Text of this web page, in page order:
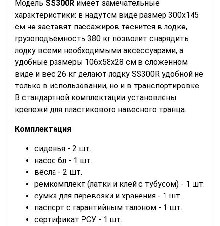
Модель SS300R имеет замечательные
характеристики: в надутом виде размер 300х145
см не заставят пассажиров теснится в лодке,
грузоподъемность 380 кг позволит снарядить
лодку всеми необходимыми аксессуарами, а
удобные размеры 106х58х28 см в сложенном
виде и вес 26 кг делают лодку SS300R удобной не
только в использовании, но и в транспортировке.
В стандартной комплектации установлены
крепежи для пластикового навесного транца.
Комплектация
сиденья - 2 шт.
насос 6л - 1 шт.
вёсла - 2 шт.
ремкомплект (латки и клей с тубусом) - 1 шт.
сумка для перевозки и хранения - 1 шт.
паспорт с гарантийным талоном - 1 шт.
сертификат РСУ - 1 шт.